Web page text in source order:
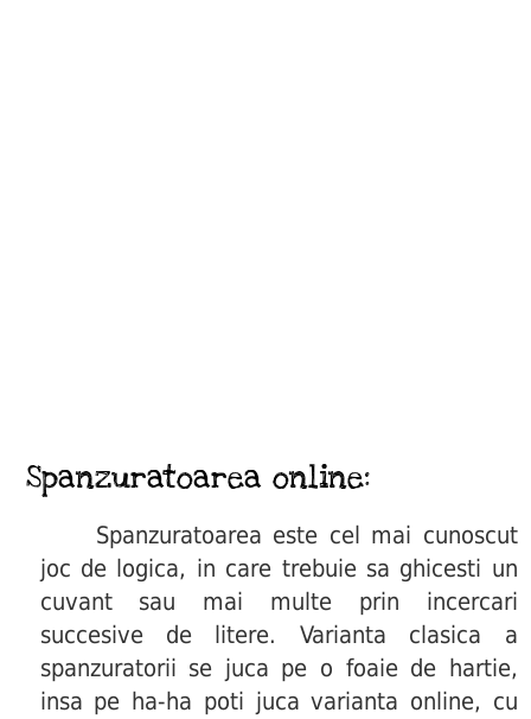
Spanzuratoarea online:
Spanzuratoarea este cel mai cunoscut
joc de logica, in care trebuie sa ghicesti un
cuvant sau mai multe prin incercari
succesive de litere. Varianta clasica a
spanzuratorii se juca pe o foaie de hartie,
insa pe ha-ha poti juca varianta online, cu